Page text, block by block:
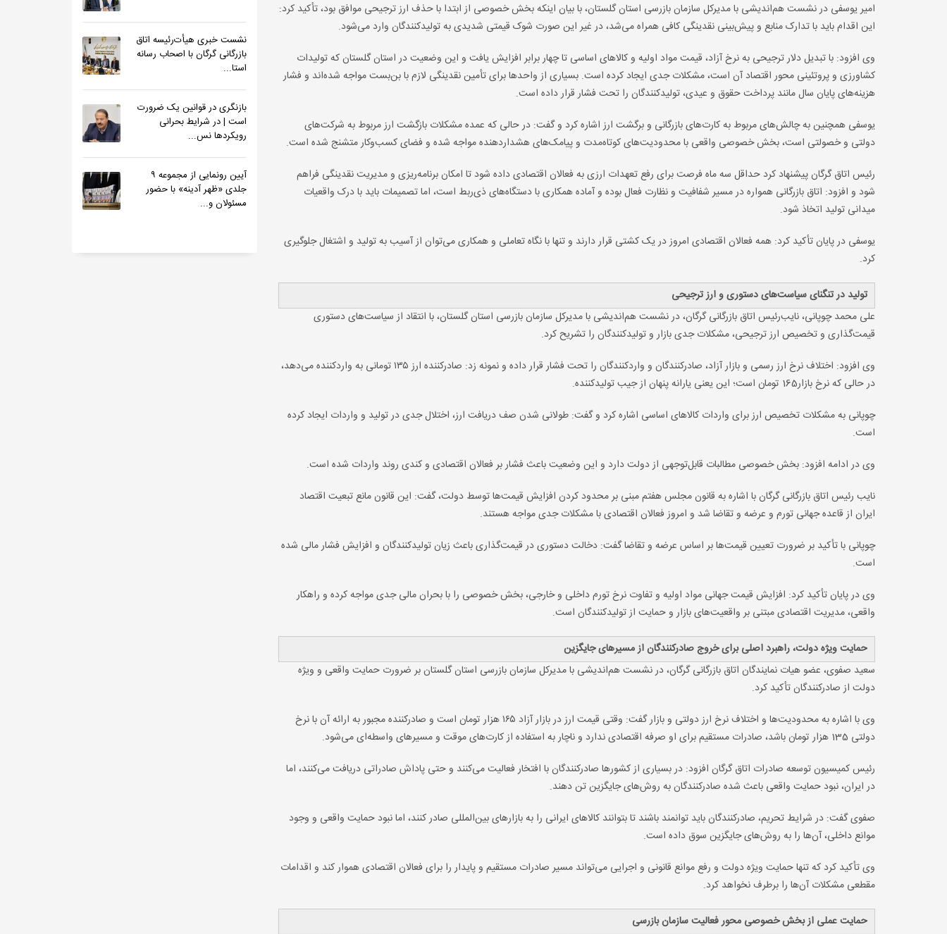
نشست خبری هیأت‌رئیسه اتاق
بازرگانی گرگان با اصحاب رسانه
استا...
بازنگری در قوانین یک ضرورت
است | در شرایط بحرانی
رویکردها نس...
آیین رونمایی از مجموعه ۹
جلدی «ظهر آدینه» با حضور
مسئولان و...
امیر یوسفی در نشست هم‌اندیشی با مدیرکل سازمان بازرسی استان گلستان، با بیان اینکه بخش خصوصی از ابتدا با حذف ارز ترجیحی موافق بود، تأکید کرد:
این اقدام باید با تدارک منابع و پیش‌بینی نقدینگی کافی همراه می‌شد، در غیر این صورت شوک قیمتی شدیدی به تولیدکنندگان وارد می‌شود.
وی افزود: با تبدیل دلار ترجیحی به نرخ آزاد، قیمت مواد اولیه و کالاهای اساسی تا چهار برابر افزایش یافت و این وضعیت در استان گلستان که تولیدات
کشاورزی و پروتئینی محور اقتصاد آن است، مشکلات جدی ایجاد کرده است. بسیاری از واحدها برای تأمین نقدینگی لازم با بن‌بست مواجه شده‌اند و فشار
هزینه‌های پایان سال مانند پرداخت حقوق و عیدی، تولیدکنندگان را تحت فشار قرار داده است.
یوسفی همچنین به چالش‌های مربوط به کارت‌های بازرگانی و برگشت ارز اشاره کرد و گفت: در حالی که عمده مشکلات بازگشت ارز مربوط به شرکت‌های
دولتی و خصولتی است، بخش خصوصی واقعی با محدودیت‌های کوتاه‌مدت و پیامک‌های هشداردهنده مواجه شده و فضای کسب‌وکار متشنج شده است.
رئیس اتاق گرگان پیشنهاد کرد حداقل سه ماه فرصت برای رفع تعهدات ارزی به فعالان اقتصادی داده شود تا امکان برنامه‌ریزی و مدیریت نقدینگی فراهم
شود و افزود: اتاق بازرگانی همواره در مسیر شفافیت و نظارت فعال بوده و آماده همکاری با دستگاه‌های ذی‌ربط است، اما تصمیمات باید با درک واقعیات
میدانی تولید اتخاذ شود.
یوسفی در پایان تأکید کرد: همه فعالان اقتصادی امروز در یک کشتی قرار دارند و تنها با نگاه تعاملی و همکاری می‌توان از آسیب به تولید و اشتغال جلوگیری
کرد.
تولید در تنگنای سیاست‌های دستوری و ارز ترجیحی
علی محمد چوپانی، نایب‌رئیس اتاق بازرگانی گرگان، در نشست هم‌اندیشی با مدیرکل سازمان بازرسی استان گلستان، با انتقاد از سیاست‌های دستوری
قیمت‌گذاری و تخصیص ارز ترجیحی، مشکلات جدی بازار و تولیدکنندگان را تشریح کرد.
وی افزود: اختلاف نرخ ارز رسمی و بازار آزاد، صادرکنندگان و واردکنندگان را تحت فشار قرار داده و نمونه زد: صادرکننده ارز ۱۳۵ تومانی به واردکننده می‌دهد،
در حالی که نرخ بازار165 تومان است؛ این یعنی یارانه پنهان از جیب تولیدکننده.
چوپانی به مشکلات تخصیص ارز برای واردات کالاهای اساسی اشاره کرد و گفت: طولانی شدن صف دریافت ارز، اختلال جدی در تولید و واردات ایجاد کرده
است.
وی در ادامه افزود: بخش خصوصی مطالبات قابل‌توجهی از دولت دارد و این وضعیت باعث فشار بر فعالان اقتصادی و کندی روند واردات شده است.
نایب رئیس اتاق بازرگانی گرگان با اشاره به قانون مجلس هفتم مبنی بر محدود کردن افزایش قیمت‌ها توسط دولت، گفت: این قانون مانع تبعیت اقتصاد
ایران از قاعده جهانی تورم و عرضه و تقاضا شد و امروز فعالان اقتصادی با مشکلات جدی مواجه هستند.
چوپانی با تأکید بر ضرورت تعیین قیمت‌ها بر اساس عرضه و تقاضا گفت: دخالت دستوری در قیمت‌گذاری باعث زیان تولیدکنندگان و افزایش فشار مالی شده
است.
وی در پایان تأکید کرد: افزایش قیمت جهانی مواد اولیه و تفاوت نرخ تورم داخلی و خارجی، بخش خصوصی را با بحران مالی جدی مواجه کرده و راهکار
واقعی، مدیریت اقتصادی مبتنی بر واقعیت‌های بازار و حمایت از تولیدکنندگان است.
حمایت ویژه دولت، راهبرد اصلی برای خروج صادرکنندگان از مسیرهای جایگزین
سعید صفوی، عضو هیات نمایندگان اتاق بازرگانی گرگان، در نشست هم‌اندیشی با مدیرکل سازمان بازرسی استان گلستان بر ضرورت حمایت واقعی و ویژه
دولت از صادرکنندگان تأکید کرد.
وی با اشاره به محدودیت‌ها و اختلاف نرخ ارز دولتی و بازار گفت: وقتی قیمت ارز در بازار آزاد ۱۶۵ هزار تومان است و صادرکننده مجبور به ارائه آن با نرخ
دولتی 135 هزار تومان باشد، صادرات مستقیم برای او صرفه اقتصادی ندارد و ناچار به استفاده از کارت‌های موقت و مسیرهای واسطه‌ای می‌شود.
رئیس کمیسیون توسعه صادرات اتاق گرگان افزود: در بسیاری از کشورها صادرکنندگان با افتخار فعالیت می‌کنند و حتی پاداش صادراتی دریافت می‌کنند، اما
در ایران، نبود حمایت واقعی باعث شده صادرکنندگان به روش‌های جایگزین تن دهند.
صفوی گفت: در شرایط تحریم، صادرکنندگان باید توانمند باشند تا بتوانند کالاهای ایرانی را به بازارهای بین‌المللی صادر کنند، اما نبود حمایت واقعی و وجود
موانع داخلی، آن‌ها را به روش‌های جایگزین سوق داده است.
وی تأکید کرد که تنها حمایت ویژه دولت و رفع موانع قانونی و اجرایی می‌تواند مسیر صادرات مستقیم و پایدار را برای فعالان اقتصادی هموار کند و اقدامات
مقطعی مشکلات آن‌ها را برطرف نخواهد کرد.
حمایت عملی از بخش خصوصی محور فعالیت سازمان بازرسی